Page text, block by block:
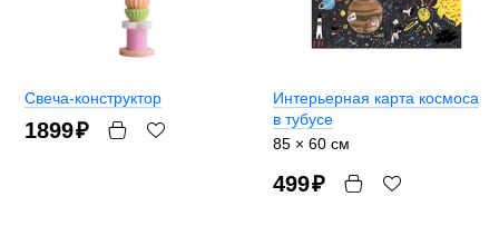
Свеча-конструктор
1899₽
Интерьерная карта космоса
в тубусе
85 × 60 см
499₽